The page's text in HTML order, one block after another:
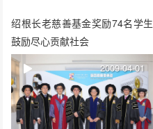
绍根长老慈善基金奖励74名学生
鼓励尽心贡献社会
2009-04-01